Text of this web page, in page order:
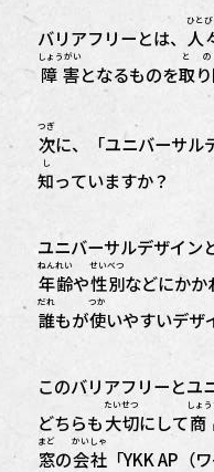
バリアフリーとは、 人
ひとび
障害
しょうがい
となるものを取
と
次
つぎ
に、「ユニバーサル
知
し
っていますか？
ユニバーサルデザイン
年齢
ねんれい
や性別
せいべつ
などにかか
誰
だれ
もが使
つか
いやすいデザ
このバリアフリーとユ
どちらも大切
たいせつ
にして商
しょ
窓
まど
の会社
かいしゃ
「YKK AP（